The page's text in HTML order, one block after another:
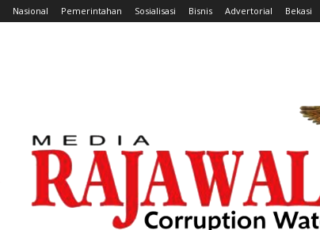
Nasional Pemerintahan Sosialisasi Bisnis Advertorial Bekasi